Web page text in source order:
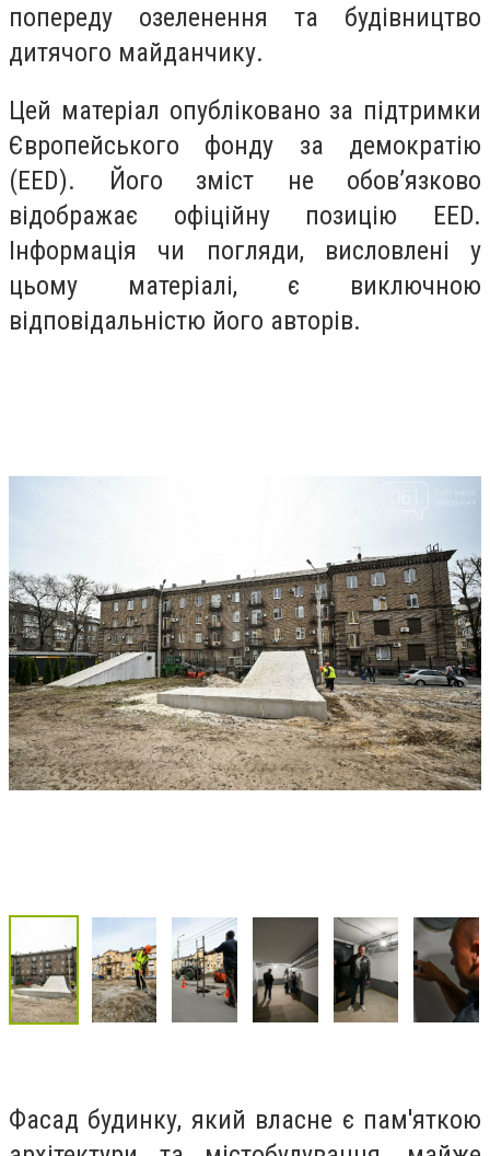
попереду озеленення та будівництво
дитячого майданчику.
Цей матеріал опубліковано за підтримки
Європейського фонду за демократію
(EED). Його зміст не обов’язково
відображає офіційну позицію EED.
Інформація чи погляди, висловлені у
цьому матеріалі, є виключною
відповідальністю його авторів.
Фасад будинку, який власне є пам'яткою